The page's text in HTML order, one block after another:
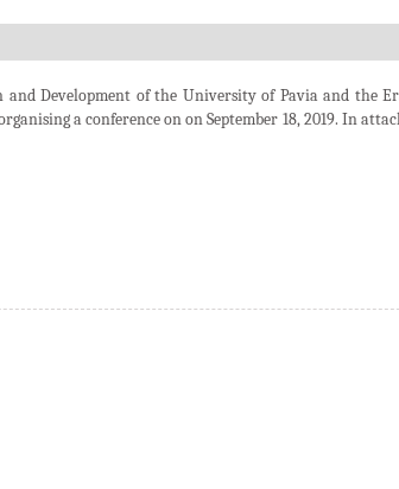
Development of the University of Pavia and the
a conference on on September 18, 2019. In